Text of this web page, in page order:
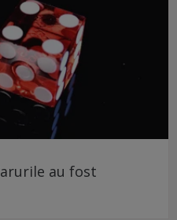
au fost